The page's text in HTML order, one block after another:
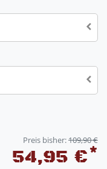
Preis bisher:109,90 €
54,95 €*